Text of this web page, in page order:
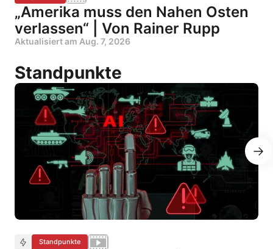
„Amerika muss den Nahen Osten
verlassen“ | Von Rainer Rupp
Aktualisiert am Aug. 7, 2026
Standpunkte
Standpunkte